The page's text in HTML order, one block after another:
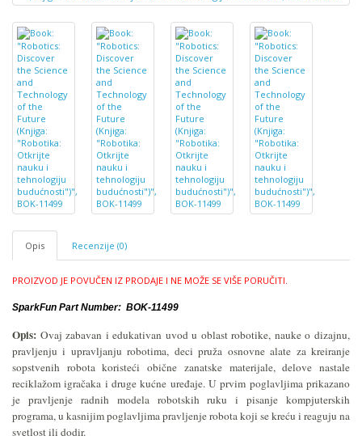
Opis Recenzije (0)
PROIZVOD JE POVUČEN IZ PRODAJE I NE MOŽE SE VIŠE PORUČITI.
SparkFun Part Number: BOK-11499
Opis: Ovaj zabavan i edukativan uvod u oblast robotike, nauke o dizajnu,
pravljenju i upravljanju robotima, deci pruža osnovne alate za kreiranje
sopstvenih robota koristeći obične zanatske materijale, delove nastale
reciklažom igračaka i druge kućne uređaje. U prvim poglavljima prikazano
je pravljenje radnih modela robotskih ruku i pisanje kompjuterskih
programa, u kasnijim poglavljima pravljenje robota koji se kreću i reaguju na
svetlost ili dodir.